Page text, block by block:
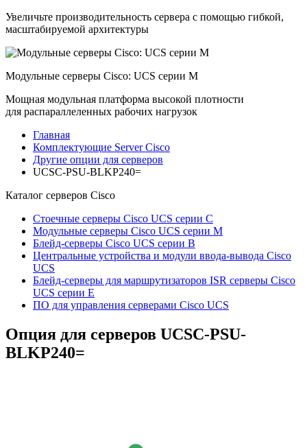
Увеличьте производительность сервера с помощью гибкой,
масштабируемой архитектуры
Модульные серверы Cisco: UCS серии M
Мощная модульная платформа высокой плотности
для распараллеленных рабочих нагрузок
Главная
Комплектующие Server Cisco
Другие опции для серверов
UCSC-PSU-BLKP240=
Каталог серверов Cisco
Стоечные серверы Cisco UCS серии C
Модульные серверы Cisco UCS серии M
Блейд-серверы Cisco UCS серии B
Центральные устройства и модули ввода-вывода Cisco
UCS
Блейд-серверы для маршрутизаторов ISR серверы Cisco
UCS серии E
ПО для управления серверами Cisco UCS
Опция для серверов UCSC-PSU-
BLKP240=